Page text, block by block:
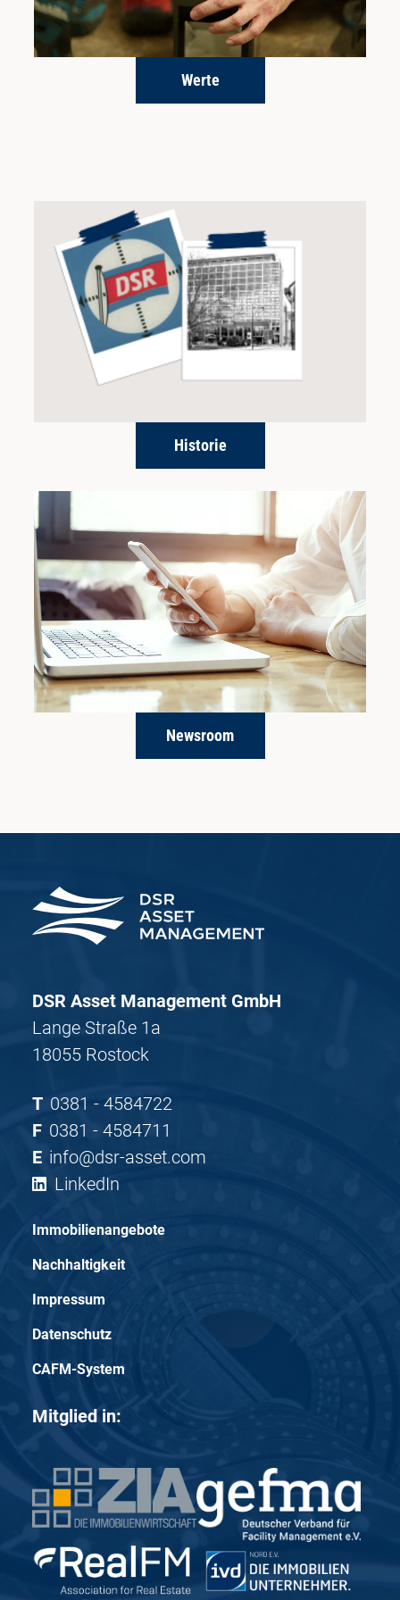
Werte
Historie
Newsroom
DSR Asset Management GmbH
Lange Straße 1a
18055 Rostock
T 0381 - 4584722
F 0381 - 4584711
E info@dsr-asset.com
LinkedIn
Immobilienangebote
Nachhaltigkeit
Impressum
Datenschutz
CAFM-System
Mitglied in: